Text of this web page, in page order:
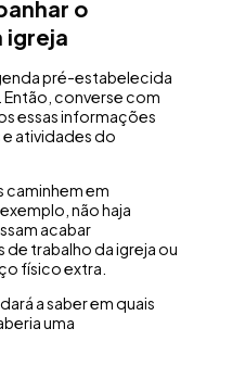
o
igreja
pré-estabelecida
Então, converse com
essas informações
e atividades do
caminhem em
não haja
acabar
trabalho da igreja ou
físico extra.
a saber em quais
uma